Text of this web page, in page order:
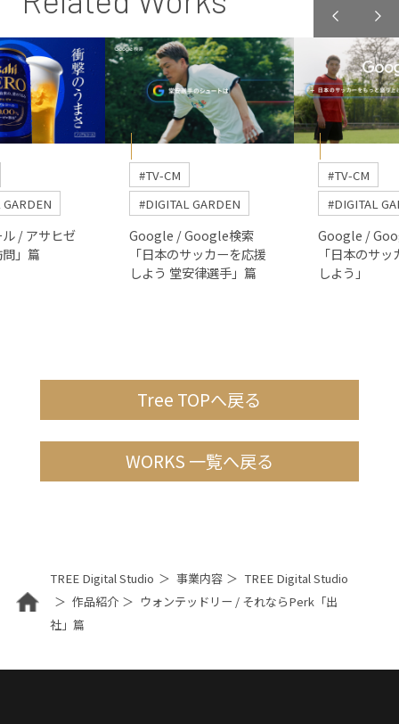
/ アサヒゼ
」篇
#TV-CM
#DIGITAL GARDEN
Google / Google検索
「日本のサッカーを応援
しよう 堂安律選手」篇
#TV-CM
#DIGITAL
Google /
「日本のサ
しよう」
Tree TOPへ戻る
WORKS 一覧へ戻る
TREE Digital Studio 事業内容
TREE Digital Studio
作品紹介
ウォンテッドリー / それならPerk「出
社」篇